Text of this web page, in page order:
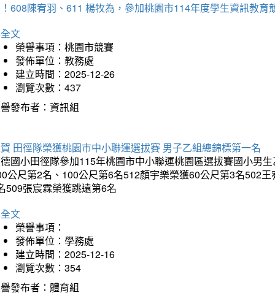
608陳宥羽、611 楊牧為，參加桃園市114年度學生資訊教育
文
榮譽事項：桃園市競賽
發佈單位：教務處
建立時間：2025-12-26
瀏覽次數：437
發布者：資訊組
田徑隊榮獲桃園市中小聯運選拔賽 男子乙組總錦標第一名
國小田徑隊參加115年桃園市中小聯運桃園區選拔賽國小男
公尺第2名、100公尺第6名512顏宇樂榮獲60公尺第3名502
509張宸霖榮獲跳遠第6名
文
榮譽事項：
發佈單位：學務處
建立時間：2025-12-16
瀏覽次數：354
發布者：體育組